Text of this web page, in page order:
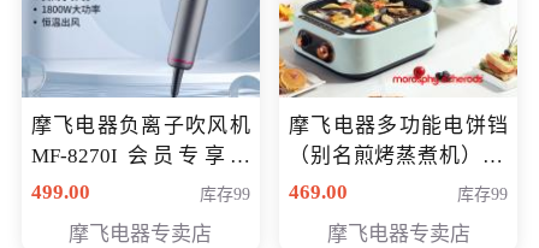
摩飞电器负离子吹风机
MF-8270I 会员专享价
369元
499.00 库存99
摩飞电器专卖店
摩飞电器多功能电饼铛
（别名煎烤蒸煮机） 型
号MF-8888B 会员专享
469.00 库存99
摩飞电器专卖店